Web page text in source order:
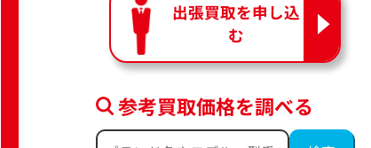
出張買取を申し込
む
参考買取価格を調べる